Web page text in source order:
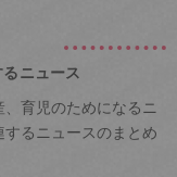
ニュース
育児のためになるニ
るニュースのまとめ